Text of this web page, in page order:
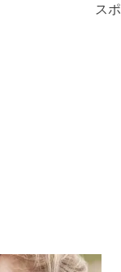
ス